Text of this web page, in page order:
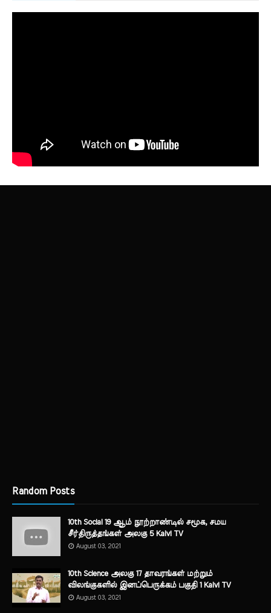
Random Posts
10th Social 19 ஆம் நூற்றாண்டில் சமூக, சமய
சீர்திருத்தங்கள் அலகு 5 Kalvi TV
August 03, 2021
10th Science அலகு 17 தாவரங்கள் மற்றும்
விலங்குகளில் இனப்பெருக்கம் பகுதி 1 Kalvi TV
August 03, 2021